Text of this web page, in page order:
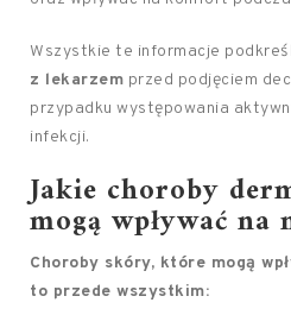
Wszystkie te informacje
z lekarzem przed podjęciem
przypadku występowania
infekcji.
Jakie choroby
mogą wpływać na
Choroby skóry, które mogą
to przede wszystkim: